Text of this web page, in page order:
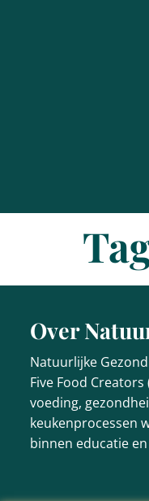
Over
Natuurlijke
Five Food
voeding,
keukenprocessen
binnen educatie